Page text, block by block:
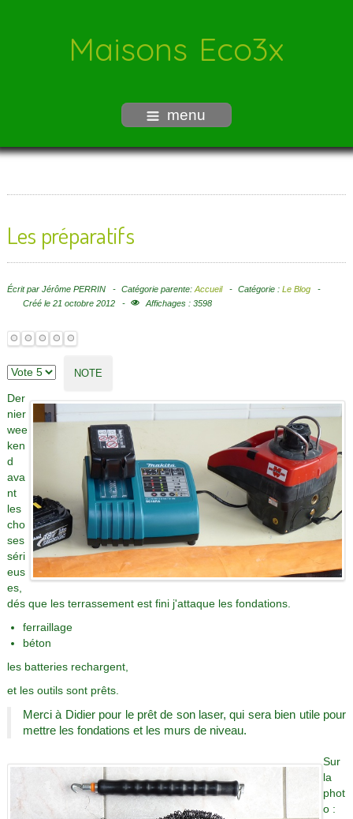
Maisons Eco3x
menu
Les préparatifs
Écrit par Jérôme PERRIN Catégorie parente: Accueil Catégorie : Le Blog
Créé le 21 octobre 2012
Affichages : 3598
Der
nier
wee
ken
d
ava
nt
les
cho
ses
séri
eus
es,
dés que les terrassement est fini j'attaque les fondations.
ferraillage
béton
les batteries rechargent,
et les outils sont prêts.
Merci à Didier pour le prêt de son laser, qui sera bien utile pour
mettre les fondations et les murs de niveau.
Sur
la
phot
o :